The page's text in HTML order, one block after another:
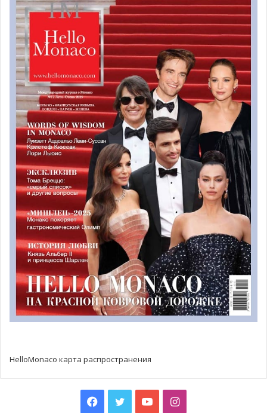
гонки в департаменте Альпы Верхнего Прованса:
Entrevaux – Val-de-Chalvagne – Ubraye (21,25 км)
Bayons – Bréziers (25,49 км).
Во второй день заезда соревнования пройдут на
севере Гапа, между департаментами Верхних Альп и
Изера. Это будет самый длинный отрезок 85-го
авторалли с большой петлей, состоящей из трех
спецучастков, каждый из которых необходимо будет
пройти дважды. Таким образом, 20 января общая
протяженность маршрута составит 160 км.
21 январяучастников, которые останутся в гонке после
первых двух дней, ждет еще один непростой этап.
Сначала пилотам необходимо будет преодолеть трассу-
петлю, состоящую из двух участков, каждый из которых
также необходимо будет проехать два раза:
Lardier-et-Valença – Oze (31,17 км)
Наконец, завершающая гонка этого дня состоится на
трассе Bayons – Bréziers (25,49 км) перед финальным
заездом в технопарк в Гапе и возвращением в
HelloMonaco карта распространения
Facebook
TwitterYouTubeInstagram